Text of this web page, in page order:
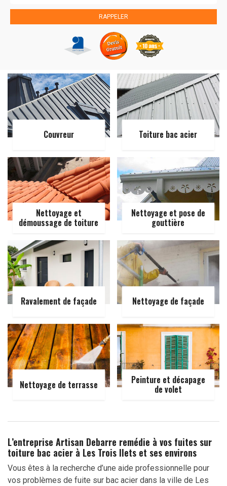
Couvreur Toiture bac acier
Nettoyage et
démoussage de toiture
Nettoyage et pose de
gouttière
Ravalement de façade Nettoyage de façade
Nettoyage de terrasse Peinture et décapage
de volet
L’entreprise Artisan Debarre remédie à vos fuites sur
toiture bac acier à Les Trois Ilets et ses environs
Vous êtes à la recherche d’une aide professionnelle pour
vos problèmes de fuite sur bac acier dans la ville de Les